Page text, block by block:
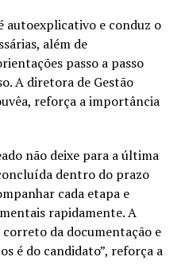
autoexplicativo e conduz o
além de
passo a passo
A diretora de Gestão
reforça a importância
não deixe para a última
dentro do prazo
cada etapa e
rapidamente. A
da documentação e
é do candidato”, reforça a